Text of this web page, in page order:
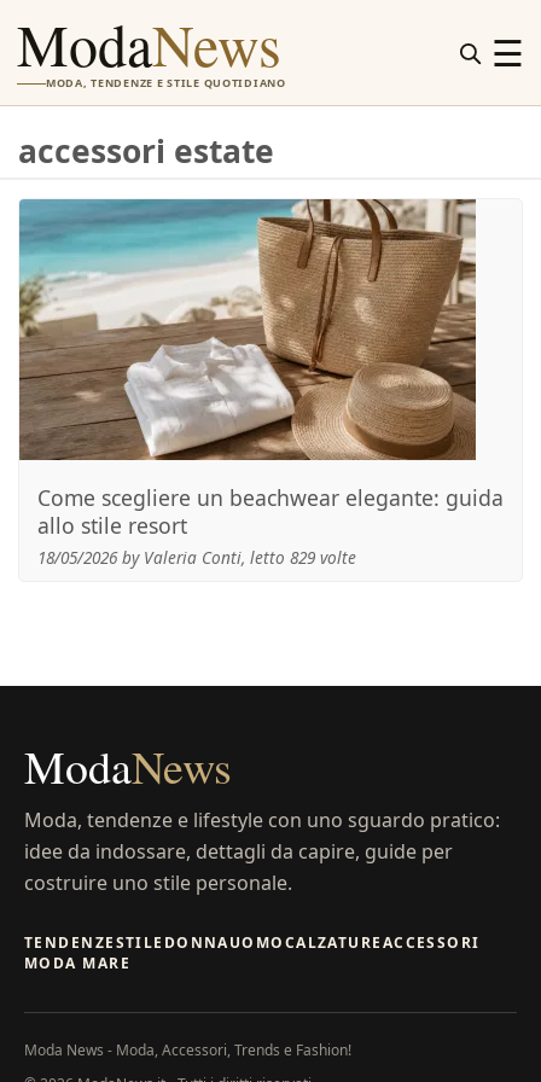
ModaNews
MODA, TENDENZE E STILE QUOTIDIANO
☰
accessori estate
Come scegliere un beachwear elegante: guida
allo stile resort
18/05/2026 by Valeria Conti, letto 829 volte
ModaNews
Moda, tendenze e lifestyle con uno sguardo pratico:
idee da indossare, dettagli da capire, guide per
costruire uno stile personale.
TENDENZESTILE DONNAUOMOCALZATUREACCESSORI
MODA MARE
Moda News - Moda, Accessori, Trends e Fashion!